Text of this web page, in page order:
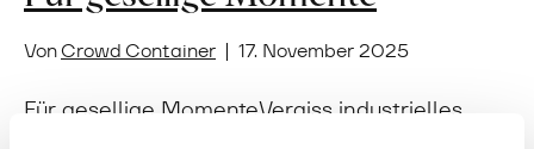
VonCrowd Container | 17. November 2025
Für gesellige MomenteVergiss industrielles